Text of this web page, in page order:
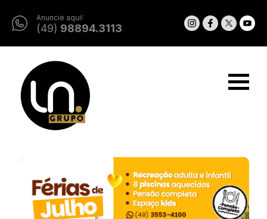
Anuncie aqui!
(49) 98894.3113